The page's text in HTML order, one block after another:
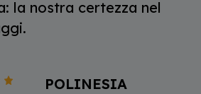
la nostra certezza nel
POLINESIA